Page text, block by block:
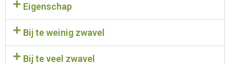
Eigenschap
Bij te weinig zwavel
Bij te veel zwavel